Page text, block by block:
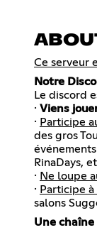
Ce serveur
Notre
Le discord
· Viens
· Participe
des gros
RinaDays,
· Ne loupe
· Participe
salons
Une